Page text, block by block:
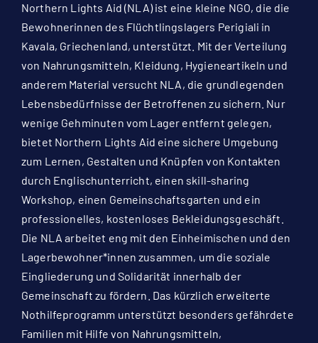
Northern Lights Aid (NLA) ist eine kleine NGO, die die
Bewohnerinnen des Flüchtlingslagers Perigiali in
Kavala, Griechenland, unterstützt. Mit der Verteilung
von Nahrungsmitteln, Kleidung, Hygieneartikeln und
anderem Material versucht NLA, die grundlegenden
Lebensbedürfnisse der Betroffenen zu sichern. Nur
wenige Gehminuten vom Lager entfernt gelegen,
bietet Northern Lights Aid eine sichere Umgebung
zum Lernen, Gestalten und Knüpfen von Kontakten
durch Englischunterricht, einen skill-sharing
Workshop, einen Gemeinschaftsgarten und ein
professionelles, kostenloses Bekleidungsgeschäft.
Die NLA arbeitet eng mit den Einheimischen und den
Lagerbewohner*innen zusammen, um die soziale
Eingliederung und Solidarität innerhalb der
Gemeinschaft zu fördern. Das kürzlich erweiterte
Nothilfeprogramm unterstützt besonders gefährdete
Familien mit Hilfe von Nahrungsmitteln,